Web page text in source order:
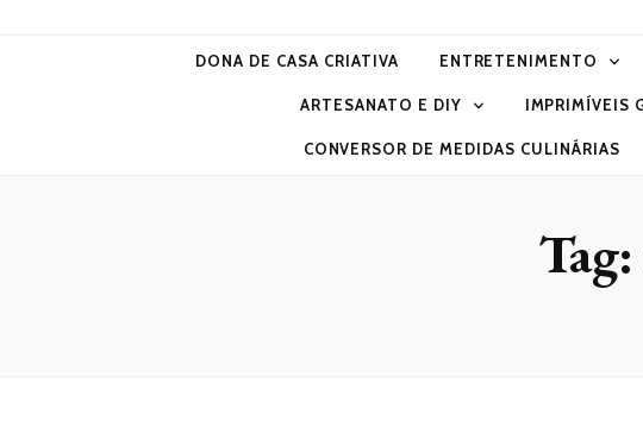
DONA DE CASA CRIATIVA ENTRETENIMENTO
ARTESANATO E DIY IMPRIMÍVEIS
CONVERSOR DE MEDIDAS CULINÁRIAS
Tag: